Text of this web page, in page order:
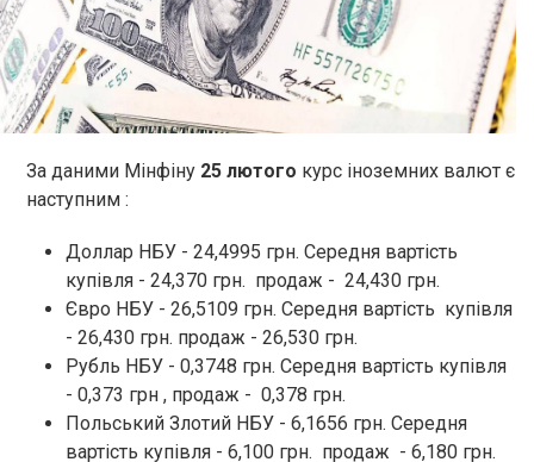
За даними Мінфіну 25 лютого курс іноземних валют є
наступним :
Доллар НБУ - 24,4995 грн. Середня вартість
купівля - 24,370 грн. продаж - 24,430 грн.
Євро НБУ - 26,5109 грн. Середня вартість купівля
- 26,430 грн. продаж - 26,530 грн.
Рубль НБУ - 0,3748 грн. Середня вартість купівля
- 0,373 грн , продаж - 0,378 грн.
Польський Злотий НБУ - 6,1656 грн. Середня
вартість купівля - 6,100 грн. продаж - 6,180 грн.